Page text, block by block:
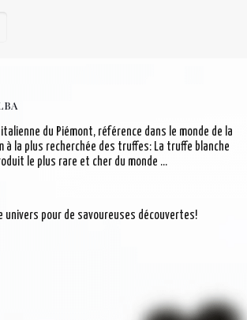
du Piémont, référence dans le monde de la
à la plus recherchée des truffes: La truffe blanche
le plus rare et cher du monde …
univers pour de savoureuses découvertes!